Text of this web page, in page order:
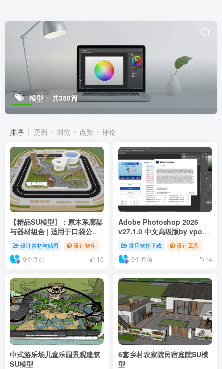
模型 共350篇
排序 更新 浏览 点赞 评论
【精品SU模型】：原木系廊架
与器材组合 | 适用于口袋公园
和街角绿地
设计素材与贴图 设计智库
9个月前 10
Adobe Photoshop 2026
v27.1.0 中文高级版by vposy,
m0nkrus
常用软件下载 设计工具
9个月前 14
中式游乐场儿童乐园景观建筑
SU模型
6套乡村农家院民宿庭院SU模
型